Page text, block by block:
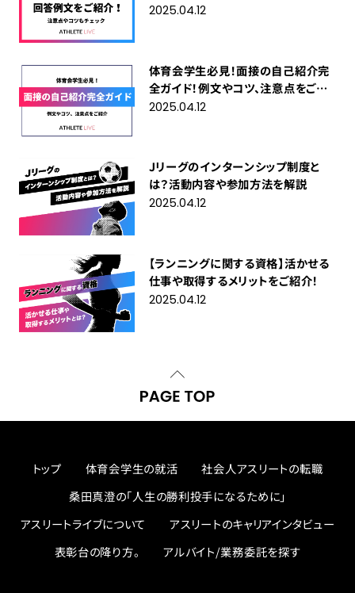
2025.04.12
体育会学生必見！面接の自己紹介完
全ガイド！例文やコツ、注意点をご紹
介
2025.04.12
Jリーグのインターンシップ制度と
は？活動内容や参加方法を解説
2025.04.12
【ランニングに関する資格】活かせる
仕事や取得するメリットをご紹介！
2025.04.12
トップ 体育会学生の就活
社会人アスリートの転職
桑田真澄の「人生の勝利投手になるために」
アスリートライブについて
アスリートのキャリアインタビュー
表彰台の降り方。
アルバイト/業務委託を探す